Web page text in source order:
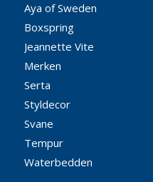
Aya of Sweden
Boxspring
Jeannette Vite
Merken
Serta
Styldecor
Svane
Tempur
Waterbedden